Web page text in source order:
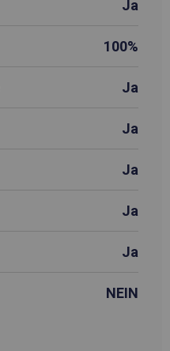
Ja
100%
Ja
Ja
Ja
Ja
Ja
NEIN